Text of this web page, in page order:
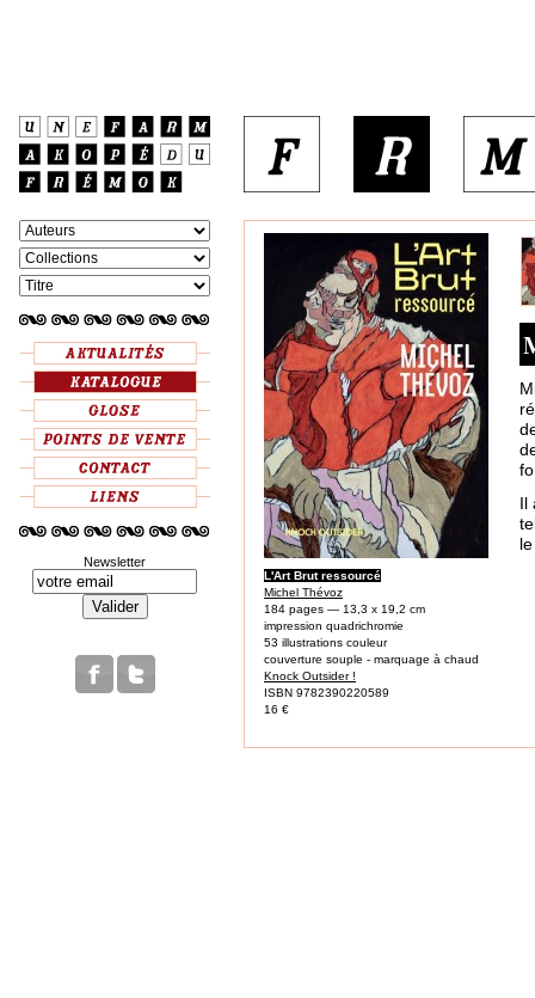
Newsletter
L'Art Brut ressourcé
Michel Thévoz
184 pages — 13,3 x 19,2 cm
impression quadrichromie
53 illustrations couleur
couverture souple - marquage à chaud
Knock Outsider !
ISBN 9782390220589
16 €
Il